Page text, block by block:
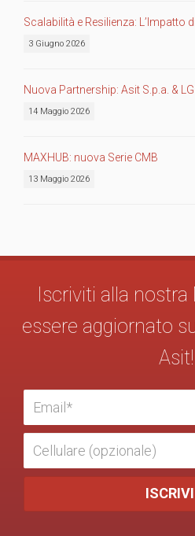
Scalabilità e Resilienza: L’Impatto
3 Giugno 2026
Nuova Partnership: Asit S.p.a. & LG
14 Maggio 2026
MAXHUB: nuova Serie CMB
13 Maggio 2026
Iscriviti alla
essere aggiornato
Asit!